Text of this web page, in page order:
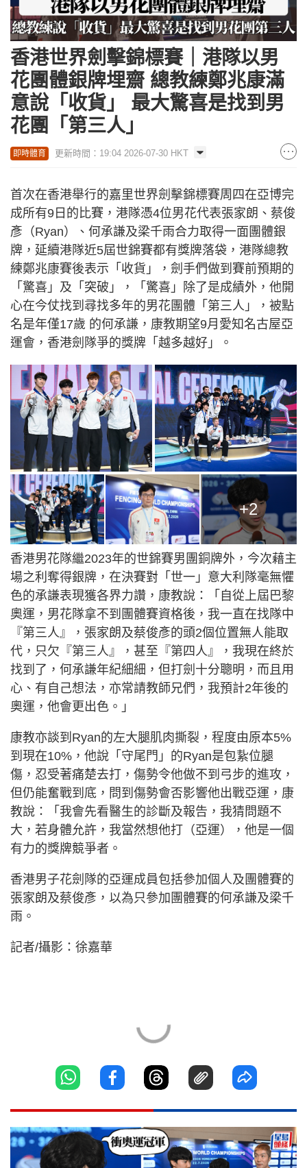
香港世界劍擊錦標賽｜港隊以男
花團體銀牌埋齋 總教練鄭兆康滿
意說「收貨」 最大驚喜是找到男
花團「第三人」
即時體育 更新時間：19:04 2026-07-30 HKT
首次在香港舉行的嘉里世界劍擊錦標賽周四在亞博完
成所有9日的比賽，港隊憑4位男花代表張家朗、蔡俊
彥（Ryan）、何承謙及梁千雨合力取得一面團體銀
牌，延續港隊近5屆世錦賽都有獎牌落袋，港隊總教
練鄭兆康賽後表示「收貨」，劍手們做到賽前預期的
「驚喜」及「突破」，「驚喜」除了是成績外，他開
心在今仗找到尋找多年的男花團體「第三人」，被點
名是年僅17歲 的何承謙，康教期望9月愛知名古屋亞
運會，香港劍隊爭的獎牌「越多越好」。
+2
香港男花隊繼2023年的世錦賽男團銅牌外，今次藉主
場之利奪得銀牌，在決賽對「世一」意大利隊毫無懼
色的承謙表現獲各界力讚，康教說：「自從上屆巴黎
奧運，男花隊拿不到團體賽資格後，我一直在找隊中
『第三人』，張家朗及蔡俊彥的頭2個位置無人能取
代，只欠『第三人』，甚至『第四人』，我現在終於
找到了，何承謙年紀細細，但打劍十分聰明，而且用
心、有自己想法，亦常請教師兄們，我預計2年後的
奧運，他會更出色。」
康教亦談到Ryan的左大腿肌肉撕裂，程度由原本5%
到現在10%，他說「守尾門」的Ryan是包紥位腿
傷，忍受著痛楚去打，傷勢令他做不到弓步的進攻，
但仍能奮戰到底，問到傷勢會否影響他出戰亞運，康
教說：「我會先看醫生的診斷及報告，我猜問題不
大，若身體允許，我當然想他打（亞運），他是一個
有力的獎牌競爭者。
香港男子花劍隊的亞運成員包括參加個人及團體賽的
張家朗及蔡俊彥，以為只參加團體賽的何承謙及梁千
雨。
記者/攝影：徐嘉華